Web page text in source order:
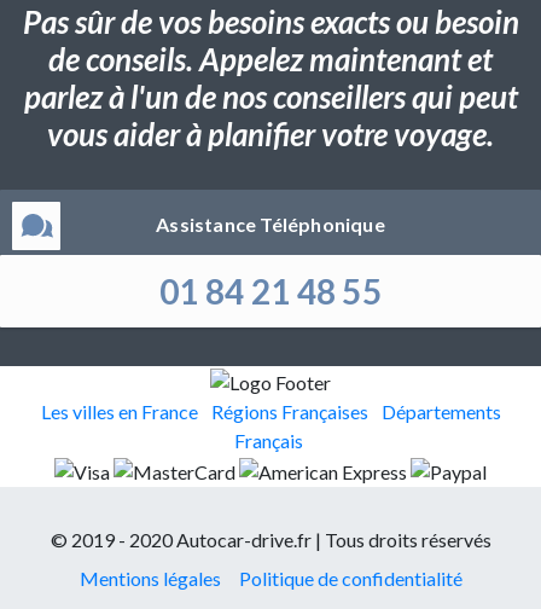
Pas sûr de vos besoins exacts ou besoin
de conseils. Appelez maintenant et
parlez à l'un de nos conseillers qui peut
vous aider à planifier votre voyage.
Assistance Téléphonique
01 84 21 48 55
Les villes en France Régions Françaises
Départements
Français
© 2019 - 2020 Autocar-drive.fr | Tous droits réservés
Mentions légales
Politique de confidentialité